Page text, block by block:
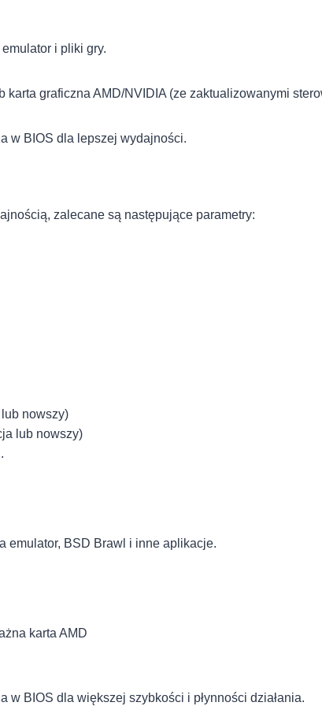
i pliki gry.
karta graficzna AMD/NVIDIA (ze zaktualizowanymi
w BIOS dla lepszej wydajności.
zalecane są następujące parametry:
nowszy)
lub nowszy)
emulator, BSD Brawl i inne aplikacje.
karta AMD
w BIOS dla większej szybkości i płynności działania.